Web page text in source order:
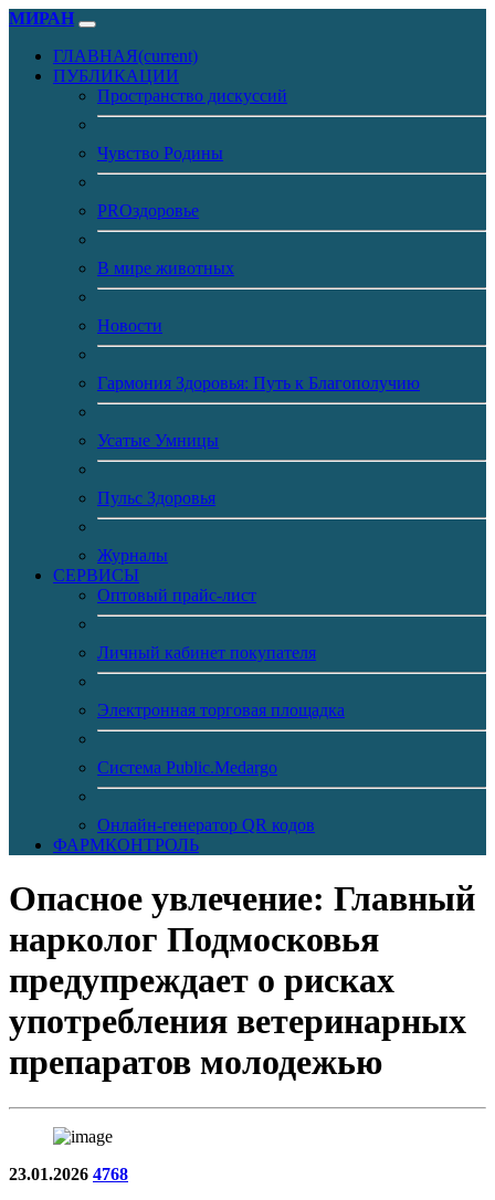
МИРАН
ГЛАВНАЯ(current)
ПУБЛИКАЦИИ
Пространство дискуссий
Чувство Родины
PROздоровье
В мире животных
Новости
Гармония Здоровья: Путь к Благополучию
Усатые Умницы
Пульс Здоровья
Журналы
CЕРВИСЫ
Оптовый прайс-лист
Личный кабинет покупателя
Электронная торговая площадка
Система Public.Medargo
Онлайн-генератор QR кодов
ФАРМКОНТРОЛЬ
Опасное увлечение: Главный
нарколог Подмосковья
предупреждает о рисках
употребления ветеринарных
препаратов молодежью
23.01.2026 4768